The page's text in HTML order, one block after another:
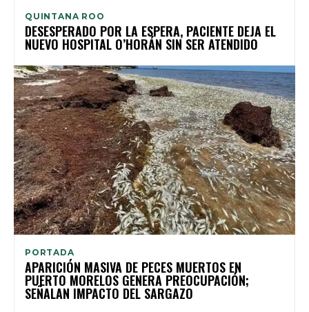
QUINTANA ROO
DESESPERADO POR LA ESPERA, PACIENTE DEJA EL
NUEVO HOSPITAL O’HORÁN SIN SER ATENDIDO
PORTADA
APARICIÓN MASIVA DE PECES MUERTOS EN
PUERTO MORELOS GENERA PREOCUPACIÓN;
SEÑALAN IMPACTO DEL SARGAZO